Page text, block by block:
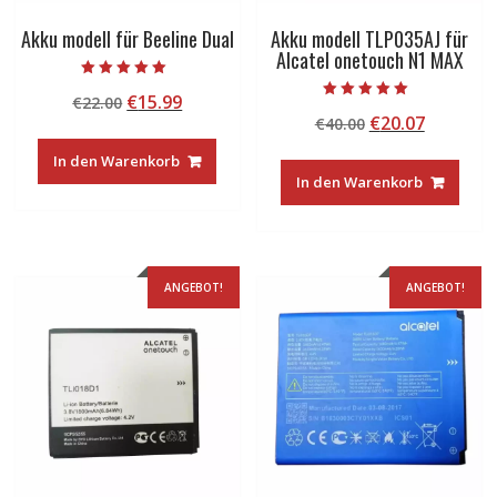
Akku modell für Beeline Dual
5.00
von 5
€22.00 Ursprünglicher
war:
€22.00
€15.99Aktueller
ist:
€15.99.
In den Warenkorb
Akku modell TLP035AJ für
Alcatel onetouch N1 MAX
5.00
von 5
€40.00 Ursprünglicher
war:
€40.00
€20.07
ist:
€20.07.
In den Warenkorb
ANGEBOT! ANGEBOT!